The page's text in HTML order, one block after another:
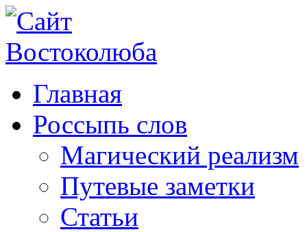
Главная
Россыпь слов
Магический реализм
Путевые заметки
Статьи